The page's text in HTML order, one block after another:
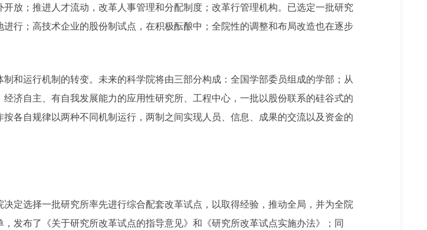
；推进人才流动，改革人事管理和分配制度；改革行管理机构。已选定一批研究
行；高技术企业的股份制试点，在积极酝酿中；全院性的调整和布局改造也在逐步
运行机制的转变。未来的科学院将由三部分构成：全国学部委员组成的学部；从
济自主、有自我发展能力的应用性研究所、工程中心，一批以股份联系的硅谷式的
各自规律以两种不同机制运行，两制之间实现人员、信息、成果的交流以及资金的
选择一批研究所率先进行综合配套改革试点，以取得经验，推动全局，并为全院
发布了《关于研究所改革试点的指导意见》和《研究所改革试点实施办法》；同